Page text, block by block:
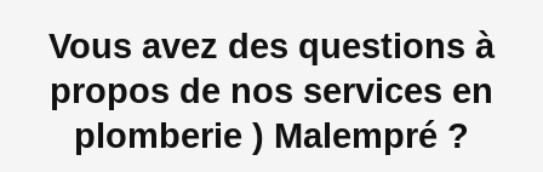
Vous avez des questions à
propos de nos services en
plomberie ) Malempré ?